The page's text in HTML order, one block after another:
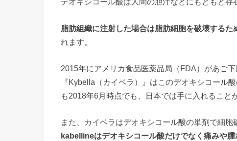
脂肪組織に注射した場合は脂肪細胞を破壊する
れます。
2015年にアメリカ食品医薬品局（FDA）があご
『Kybella（カイベラ）』はこのデオキシコール
も2018年6月時点でも、日本では手に入れること
また、カイベラはデオキシコール酸の単剤で細
kabellineはデオキシコール酸だけでなく痛みや